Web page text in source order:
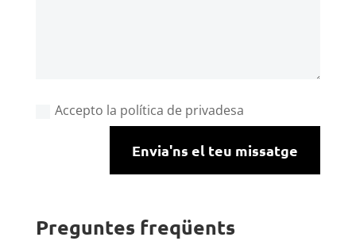
Accepto la política de privadesa
Envia'ns el teu missatge
Preguntes freqüents